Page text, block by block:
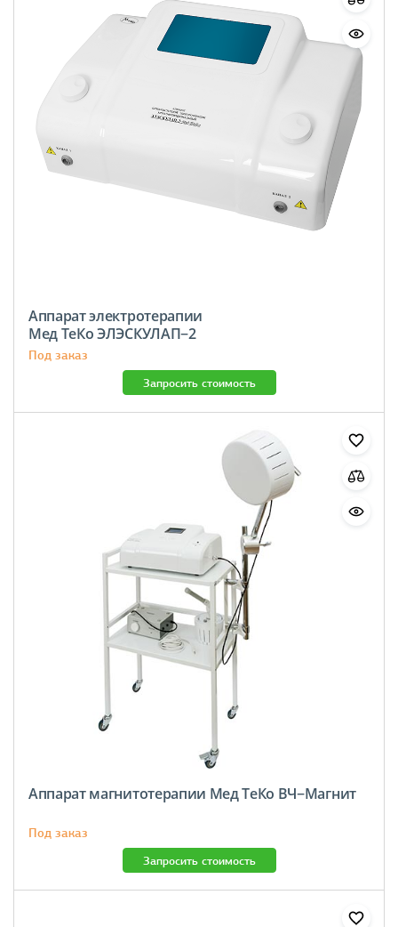
Аппарат электротерапии
Мед ТеКо ЭЛЭСКУЛАП−2
Под заказ
Запросить стоимость
Аппарат магнитотерапии Мед ТеКо ВЧ−Магнит
Под заказ
Запросить стоимость